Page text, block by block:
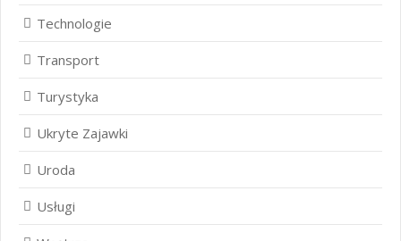
Technologie
Transport
Turystyka
Ukryte Zajawki
Uroda
Usługi